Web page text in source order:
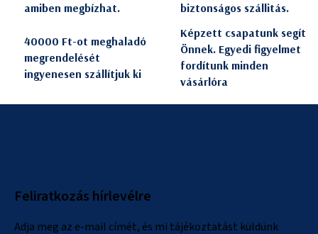
amiben megbízhat.
biztonságos szállitás.
40000 Ft-ot meghaladó
megrendelését
ingyenesen szállítjuk ki
Képzett csapatunk segít
Önnek. Egyedi figyelmet
fordítunk minden
vásárlóra
Feliratkozás hírlevélre
Adja meg az e-mail címét, és mi tájékoztatást küldünk